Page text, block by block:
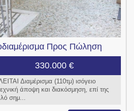
Προς Πώληση
330.000 €
Διαμέρισμα (110τμ) ισόγειο
άποψη και διακόσμηση, επί της
σημ...